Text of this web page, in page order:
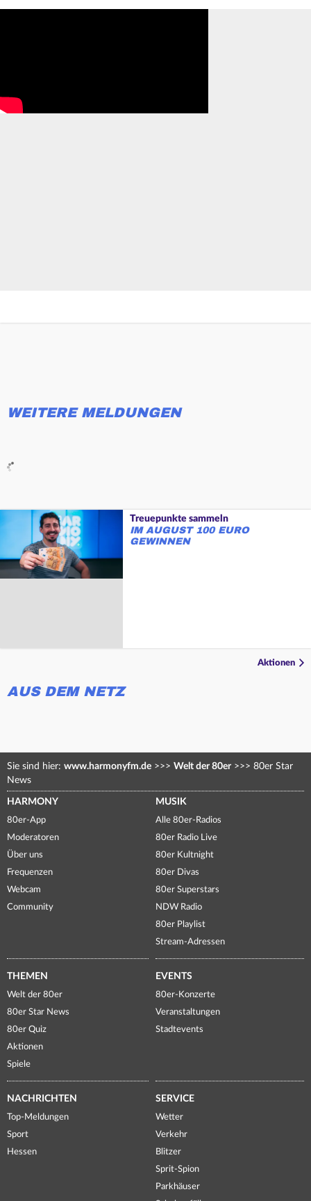
WEITERE MELDUNGEN
Treuepunkte sammeln
IM AUGUST 100 EURO
GEWINNEN
Aktionen
AUS DEM NETZ
Sie sind hier: www.harmonyfm.de >>> Welt der 80er >>> 80er Star
News
HARMONY
80er-App
Moderatoren
Über uns
Frequenzen
Webcam
Community
MUSIK
Alle 80er-Radios
80er Radio Live
80er Kultnight
80er Divas
80er Superstars
NDW Radio
80er Playlist
Stream-Adressen
THEMEN
Welt der 80er
80er Star News
80er Quiz
Aktionen
Spiele
EVENTS
80er-Konzerte
Veranstaltungen
Stadtevents
NACHRICHTEN
Top-Meldungen
Sport
Hessen
SERVICE
Wetter
Verkehr
Blitzer
Sprit-Spion
Parkhäuser